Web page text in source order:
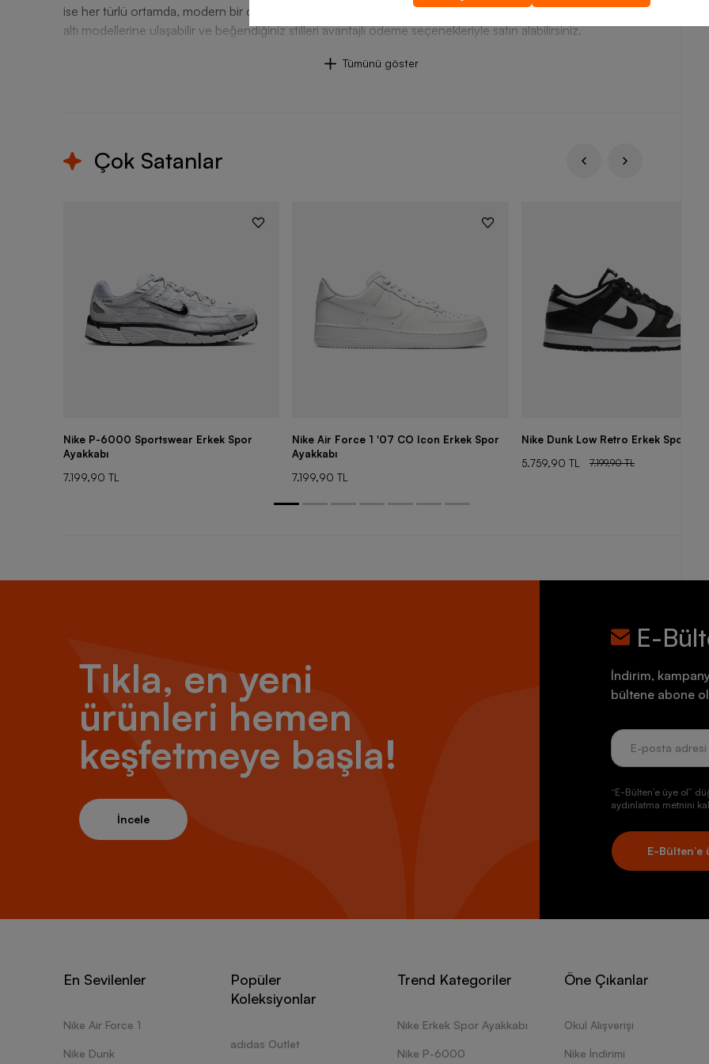
ise her türlü ortamda, modern bir duruş sergilemeye olanak tanır. Barcin.com üzerinden adidas erkek eşofman
altı modellerine ulaşabilir ve beğendiğiniz stilleri avantajlı ödeme seçenekleriyle satın alabilirsiniz.
Tümünü göster
Çok Satanlar
Nike P-6000 Sportswear Erkek Spor
Ayakkabı
7.199,90 TL
Nike Air Force 1 '07 CO Icon Erkek Spor
Ayakkabı
7.199,90 TL
Nike Dunk Low Retro Erkek Spor
5.759,90 TL
7.199,90 TL
Tıkla, en yeni
ürünleri hemen
keşfetmeye başla!
İncele
E-
İndirim,
bültene abone
“E-Bülten’e üye ol”
aydınlatma metnini
E-Bülten’e
En Sevilenler
Nike Air Force 1
Nike Dunk
Popüler
Koleksiyonlar
adidas Outlet
Trend Kategoriler
Nike Erkek Spor Ayakkabı
Nike P-6000
Öne Çıkanlar
Okul Alışverişi
Nike İndirimi